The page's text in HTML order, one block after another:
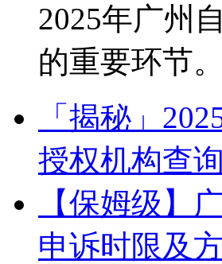
2025年广州
的重要环节
「揭秘」
授权机构查询
【保姆级】
申诉时限及方